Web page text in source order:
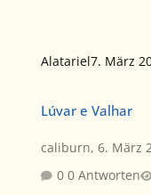
Alatariel7. März
Lúvar e Valhar
caliburn,6. März
0 Antworten